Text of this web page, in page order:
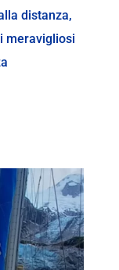
distanza,
meravigliosi